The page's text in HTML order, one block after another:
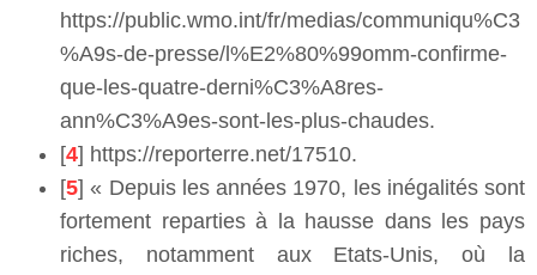
https://public.wmo.int/fr/medias/communiqu%C3
%A9s-de-presse/l%E2%80%99omm-confirme-
que-les-quatre-derni%C3%A8res-
ann%C3%A9es-sont-les-plus-chaudes.
[4] https://reporterre.net/17510.
[5] « Depuis les années 1970, les inégalités sont
fortement reparties à la hausse dans les pays
riches, notamment aux Etats-Unis, où la